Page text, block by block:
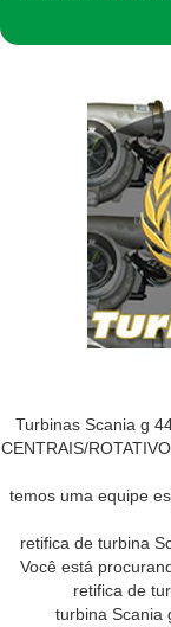
Turbinas Scania g
CENTRAIS/
temos uma equipe
retifica de turbina
Você está
retifica de
turbina Scania